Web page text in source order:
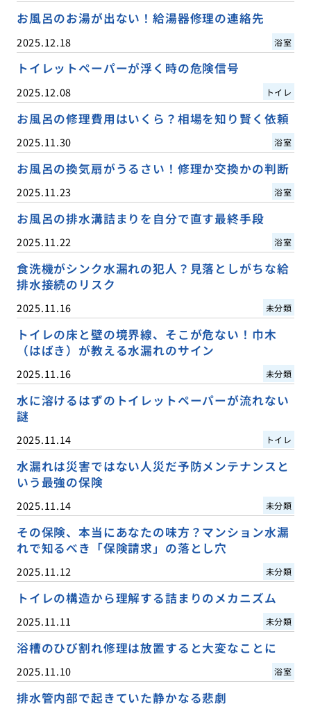
お風呂のお湯が出ない！給湯器修理の連絡先
2025.12.18 浴室
トイレットペーパーが浮く時の危険信号
2025.12.08 トイレ
お風呂の修理費用はいくら？相場を知り賢く依頼
2025.11.30 浴室
お風呂の換気扇がうるさい！修理か交換かの判断
2025.11.23 浴室
お風呂の排水溝詰まりを自分で直す最終手段
2025.11.22 浴室
食洗機がシンク水漏れの犯人？見落としがちな給
排水接続のリスク
2025.11.16 未分類
トイレの床と壁の境界線、そこが危ない！巾木
（はばき）が教える水漏れのサイン
2025.11.16 未分類
水に溶けるはずのトイレットペーパーが流れない
謎
2025.11.14 トイレ
水漏れは災害ではない人災だ予防メンテナンスと
いう最強の保険
2025.11.14 未分類
その保険、本当にあなたの味方？マンション水漏
れで知るべき「保険請求」の落とし穴
2025.11.12 未分類
トイレの構造から理解する詰まりのメカニズム
2025.11.11 未分類
浴槽のひび割れ修理は放置すると大変なことに
2025.11.10 浴室
排水管内部で起きていた静かなる悲劇